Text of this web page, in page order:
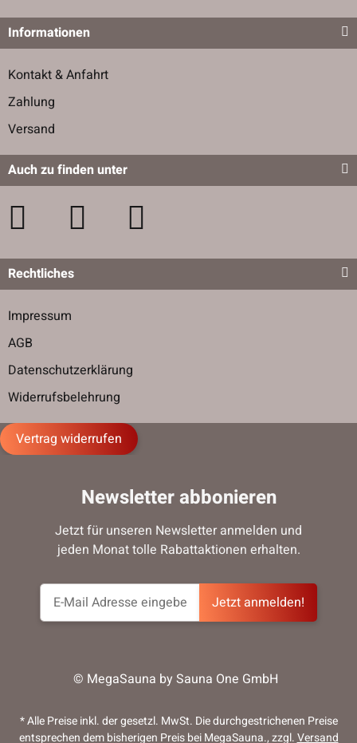
Informationen
Kontakt & Anfahrt
Zahlung
Versand
Auch zu finden unter
Rechtliches
Impressum
AGB
Datenschutzerklärung
Widerrufsbelehrung
Vertrag widerrufen
Newsletter abbonieren
Jetzt anmelden!
Jetzt für unseren Newsletter anmelden und
jeden Monat tolle Rabattaktionen erhalten.
© MegaSauna by Sauna One GmbH
* Alle Preise inkl. der gesetzl. MwSt. Die durchgestrichenen Preise
entsprechen dem bisherigen Preis bei MegaSauna., zzgl.Versand